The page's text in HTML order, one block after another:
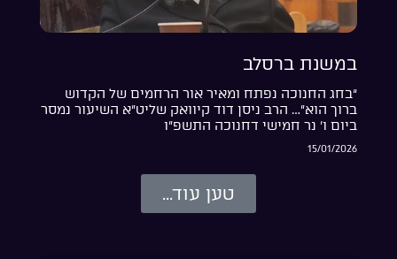
במשנת ברסלב
“בחג החנוכה נפתח ומאיר אור הרחמים של הקדוש
ברוך הוא”… הרב ניסן דוד קיוואק שליט”א השיעור נמסר
ביום ו’ נר חמישי דחנוכה התשפ”ו
15/01/2026
טען עוד...